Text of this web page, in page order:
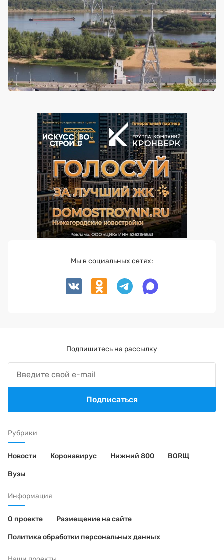
Рубрики
Новости Коронавирус Нижний 800 BORЩ
Вузы
Информация
О проекте Размещение на сайте
Политика обработки персональных данных
Мы в социальных сетях:
Подпишитесь на рассылку
Подписаться